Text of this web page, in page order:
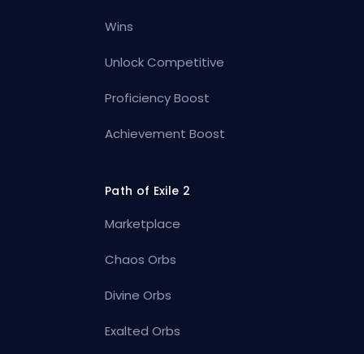
Wins
Unlock Competitive
Proficiency Boost
Achievement Boost
Path of Exile 2
Marketplace
Chaos Orbs
Divine Orbs
Exalted Orbs